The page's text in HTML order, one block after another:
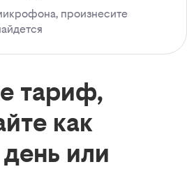
произнесите
тариф,
как
или